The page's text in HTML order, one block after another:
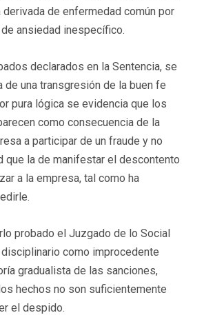
derivada de enfermedad común por
ansiedad inespecífico.
declarados en la Sentencia, se
de una transgresión de la buen fe
pura lógica se evidencia que los
como consecuencia de la
a participar de un fraude y no
que la de manifestar el descontento
a la empresa, tal como ha
probado el Juzgado de lo Social
como improcedente
gradualista de las sanciones,
hechos no son suficientemente
el despido.